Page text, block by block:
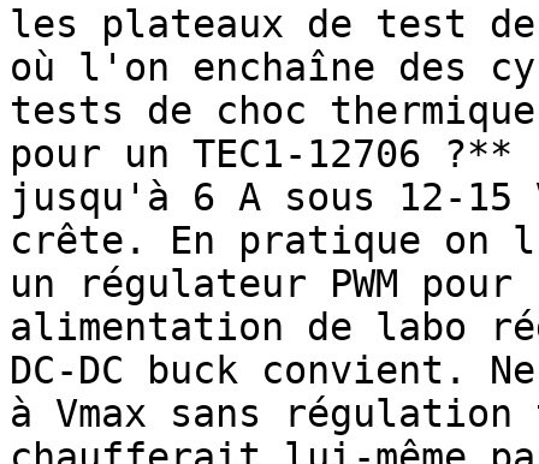
les plateaux de test de
où l'on enchaîne des
tests de choc
pour un TEC1-12706 ?**
jusqu'à 6 A sous 12-
crête. En pratique on
un régulateur PWM
alimentation de labo
DC-DC buck convient.
à Vmax sans